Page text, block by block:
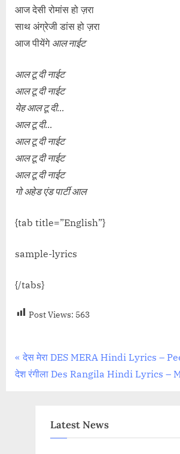
आज देसी रोमांस हो ज़रा
साथ अंग्रेजी डांस हो ज़रा
आज पीयेंगे आल नाईट
आल टू दी नाईट
आल टू दी नाईट
येह आल टू दी…
आल टू दी…
आल टू दी नाईट
आल टू दी नाईट
आल टू दी नाईट
गो अहेड एंड पार्टी आल
{tab title=”English”}
sample-lyrics
{/tabs}
Post Views: 563
Post
navigation
P
r
देस मेरा DES MERA Hindi Lyrics –
N
देश रंगीला Des Rangila Hindi Lyrics –
Latest News